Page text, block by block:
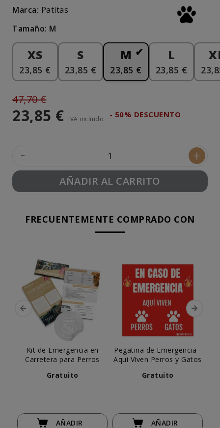
Marca: Patitas
Tamaño: M
XS
23,85 €
S
23,85 €
M
23,85 €
L
23,85 €
47,70 €
23,85 € IVA incluido - 50% DESCUENTO
- +
AÑADIR AL CARRITO
FRECUENTEMENTE COMPRADO CON
Kit de Emergencia en
Carretera para Perros
Gratuito
AÑADIR
Pegatina de Emergencia -
Aqui Viven Perros y Gatos
Gratuito
AÑADIR